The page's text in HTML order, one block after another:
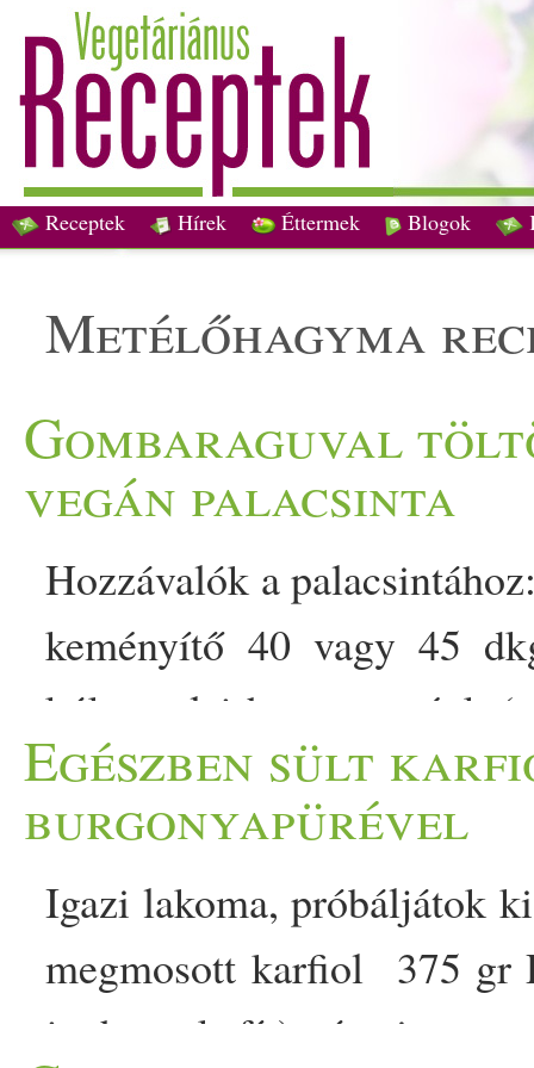
Receptek Hírek Éttermek Blogok
metélőhagyma
Gombaraguval
vegán palacsinta
Hozzávalók a
keményítő 40 vagy 45
kókuszolaj ha szeretnénk
metélőhagyma
1 db sárgarépa 1 marék
vöröshagyma 2 gerezd
dl […]
Egészben sült
burgonyapürével
Igazi lakoma, próbáljátok
megmosott karfiol 375 gr
joghurt, kefír) só,